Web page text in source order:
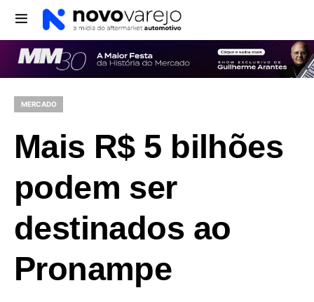
MERCADO
Mais R$ 5 bilhões
podem ser
destinados ao
Pronampe